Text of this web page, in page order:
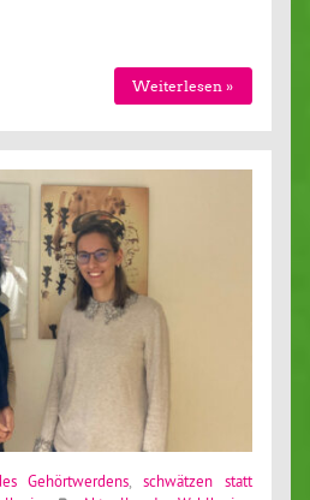
Weiterlesen »
Gehörtwerdens ,schwätzen statt